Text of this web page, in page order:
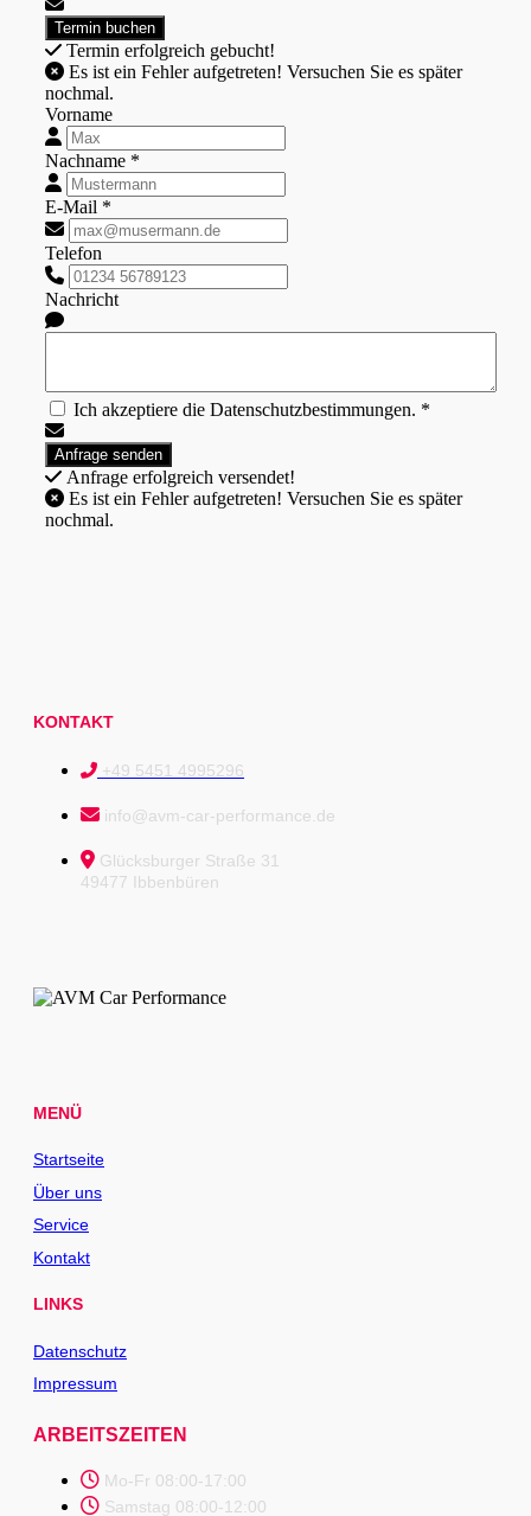
Termin erfolgreich gebucht!
nochmal.
Vorname
Nachname *
E-Mail *
Telefon
Nachricht
Ich akzeptiere die Datenschutzbestimmungen. *
Anfrage erfolgreich versendet!
nochmal.
KONTAKT
+49 5451 4995296
info@avm-car-performance.de
Glücksburger Straße 31
49477 Ibbenbüren
MENÜ
Startseite
Über uns
Service
Kontakt
LINKS
Datenschutz
Impressum
ARBEITSZEITEN
Mo-Fr 08:00-17:00
Samstag 08:00-12:00